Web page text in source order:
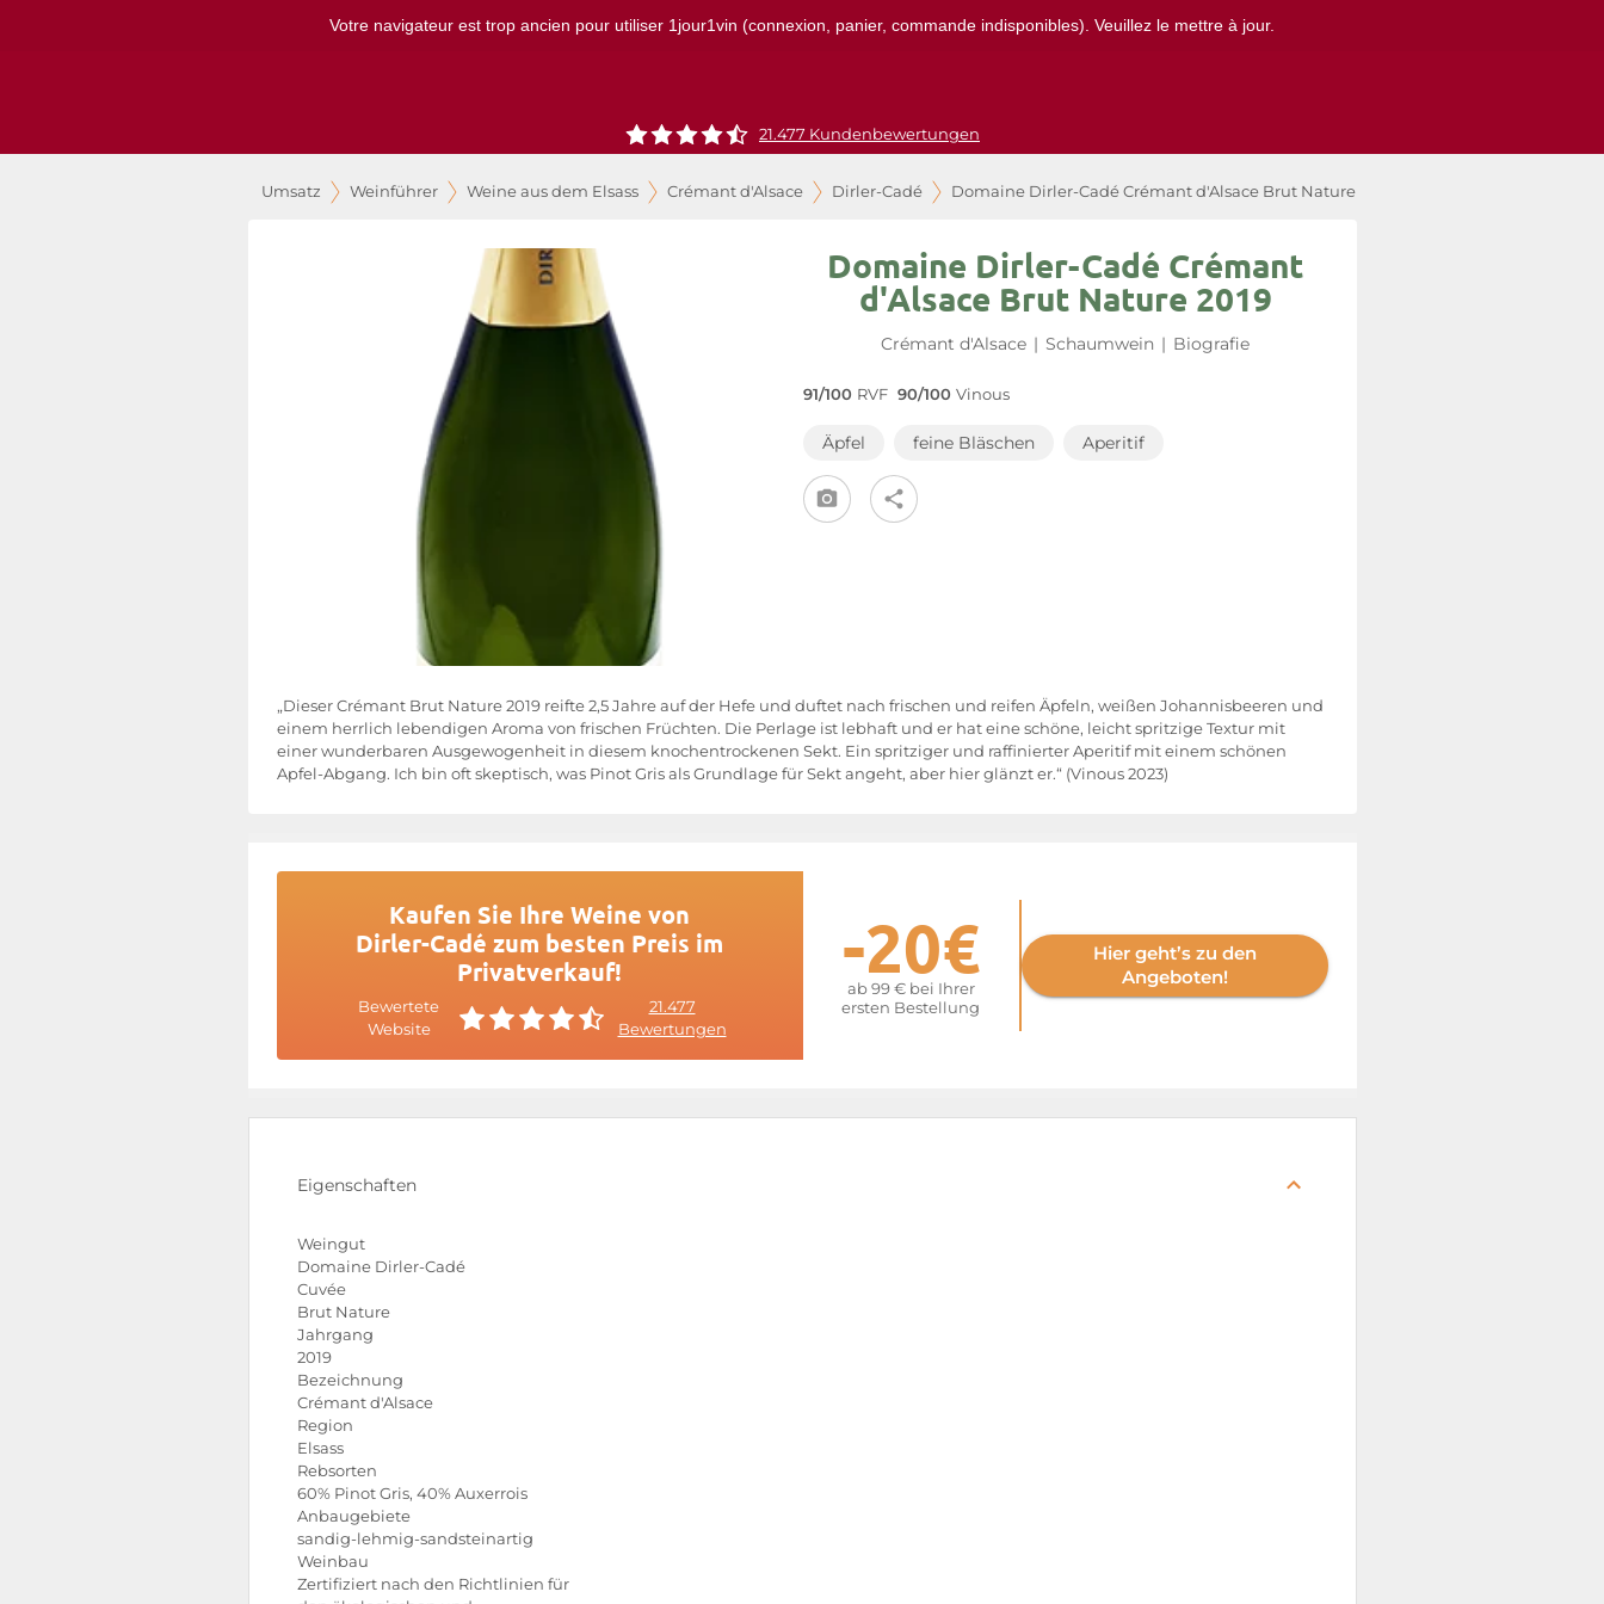
Votre navigateur est trop ancien pour utiliser 1jour1vin (connexion, panier, commande indisponibles). Veuillez le mettre à jour.
21.477 Kundenbewertungen
Umsatz Weinführer Weine aus dem Elsass Crémant d'Alsace Dirler-Cadé Domaine Dirler-Cadé Crémant d'Alsace Brut Nature 2019
Domaine Dirler-Cadé Crémant
d'Alsace Brut Nature 2019
Crémant d'Alsace | Schaumwein | Biografie
91/100 RVF 90/100 Vinous
Äpfel feine Bläschen Aperitif
„Dieser Crémant Brut Nature 2019 reifte 2,5 Jahre auf der Hefe und duftet nach frischen und reifen Äpfeln, weißen Johannisbeeren und
einem herrlich lebendigen Aroma von frischen Früchten. Die Perlage ist lebhaft und er hat eine schöne, leicht spritzige Textur mit
einer wunderbaren Ausgewogenheit in diesem knochentrockenen Sekt. Ein spritziger und raffinierter Aperitif mit einem schönen
Apfel-Abgang. Ich bin oft skeptisch, was Pinot Gris als Grundlage für Sekt angeht, aber hier glänzt er.“ (Vinous 2023)
Kaufen Sie Ihre Weine von
Dirler-Cadé zum besten Preis im
Privatverkauf!
Bewertete
Website
21.477
Bewertungen
-20€
ab 99 € bei Ihrer
ersten Bestellung
Hier geht’s zu den
Angeboten!
Eigenschaften
Weingut
Domaine Dirler-Cadé
Cuvée
Brut Nature
Jahrgang
2019
Bezeichnung
Crémant d'Alsace
Region
Elsass
Rebsorten
60% Pinot Gris, 40% Auxerrois
Anbaugebiete
sandig-lehmig-sandsteinartig
Weinbau
Zertifiziert nach den Richtlinien für